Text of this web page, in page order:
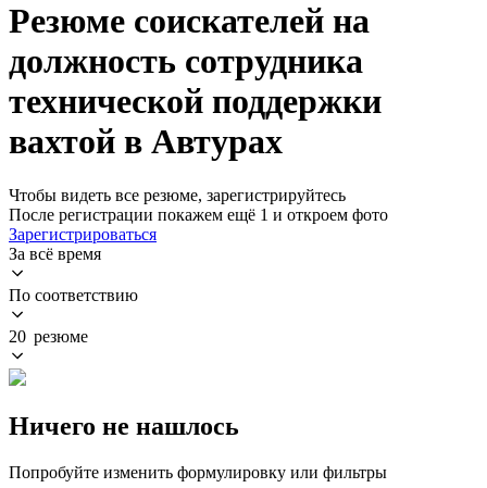
Резюме соискателей на
должность сотрудника
технической поддержки
вахтой в Автурах
Чтобы видеть все резюме, зарегистрируйтесь
После регистрации покажем ещё 1 и откроем фото
Зарегистрироваться
За всё время
По соответствию
20 резюме
Ничего не нашлось
Попробуйте изменить формулировку или фильтры